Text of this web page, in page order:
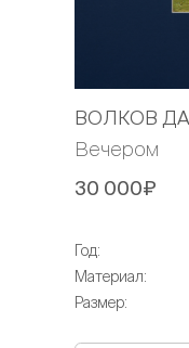
ВОЛКОВ
Вечером
30 000₽
Год:
Материал:
Размер: